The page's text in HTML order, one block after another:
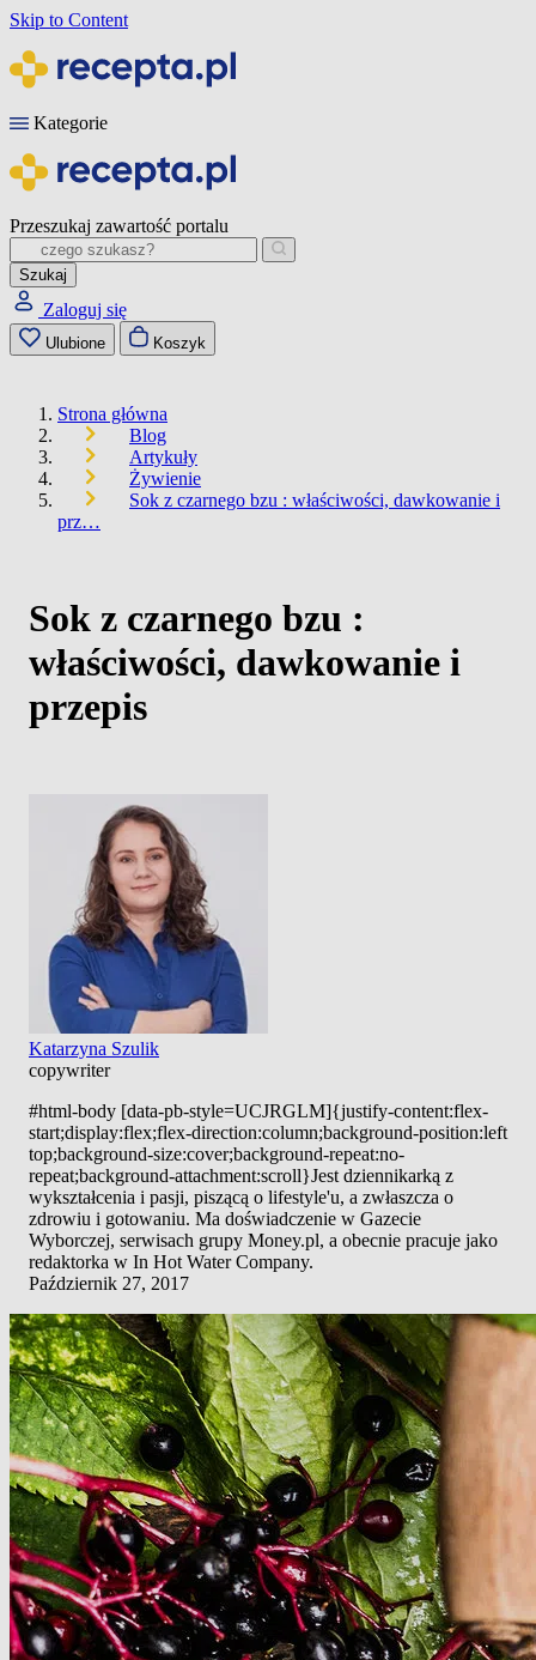
Skip to Content
Kategorie
Przeszukaj zawartość portalu
Szukaj
Zaloguj się
Ulubione Koszyk
Strona główna
Blog
Artykuły
Żywienie
Sok z czarnego bzu : właściwości, dawkowanie i
prz…
Sok z czarnego bzu :
właściwości, dawkowanie i
przepis
Katarzyna Szulik
copywriter
#html-body [data-pb-style=UCJRGLM]{justify-content:flex-
start;display:flex;flex-direction:column;background-position:left
top;background-size:cover;background-repeat:no-
repeat;background-attachment:scroll}Jest dziennikarką z
wykształcenia i pasji, piszącą o lifestyle'u, a zwłaszcza o
zdrowiu i gotowaniu. Ma doświadczenie w Gazecie
Wyborczej, serwisach grupy Money.pl, a obecnie pracuje jako
redaktorka w In Hot Water Company.
Październik 27, 2017